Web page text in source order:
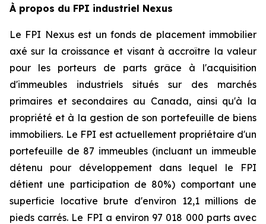
À propos du FPI industriel Nexus
Le FPI Nexus est un fonds de placement immobilier
axé sur la croissance et visant à accroître la valeur
pour les porteurs de parts grâce à l'acquisition
d'immeubles industriels situés sur des marchés
primaires et secondaires au Canada, ainsi qu'à la
propriété et à la gestion de son portefeuille de biens
immobiliers. Le FPI est actuellement propriétaire d'un
portefeuille de 87 immeubles (incluant un immeuble
détenu pour développement dans lequel le FPI
détient une participation de 80%) comportant une
superficie locative brute d'environ 12,1 millions de
pieds carrés. Le FPI a environ 97 018 000 parts avec